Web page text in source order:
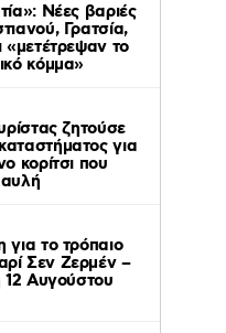
Νέες βαριές
Γρατσία,
«μετέτρεψαν το
κόμμα»
ζητούσε
για
κορίτσι που
το τρόπαιο
Σεν Ζερμέν –
12 Αυγούστου